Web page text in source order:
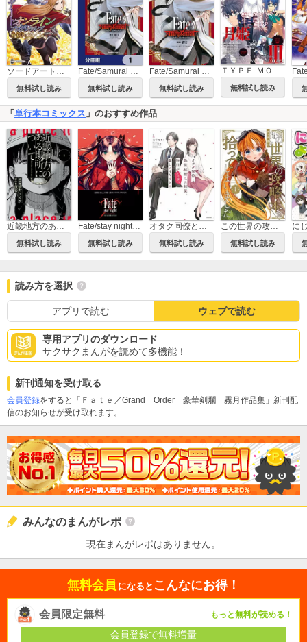
無料試し読み 無料試し読み 無料試し読み
ＴＹＰＥ-ＭＯＯＮエース
無料試し読み
「 単行本コミックス 」のおすすめ作品
近畿地方のある場所について
無料試し読み
Fate/stay night［Unlimited Blade Works］
無料試し読み
オタク同僚と偽装結婚した結果、毎日がメッチャ楽しいんだけど！
無料試し読み
この世界の攻略本を拾ってしまいました
無料試し読み
読み方を選択
アプリで読む ウェブで読む
専用アプリのダウンロード
サクサクまんがを読めて多機能！
新刊通知を受け取る
会員登録をすると「Ｆａｔｅ／Grand Order 豪華剣爛 霧月作品集」新刊配
信のお知らせが受け取れます。
みんなのまんがレポ
現在まんがレポはありません。
無料会員 になると こんなにお得！
会員限定無料 もっと無料が読める！
会員登録で無料増量